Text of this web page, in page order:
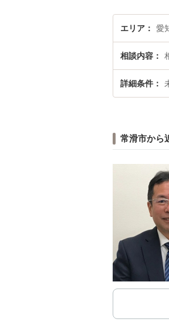
エリア 愛
相談内容
詳細条件
常滑市から